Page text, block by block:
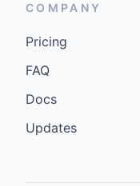
COMPANY
Pricing
FAQ
Docs
Updates